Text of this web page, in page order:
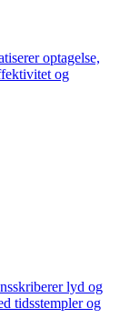
optagelse,
og
lyd og
tidsstempler og